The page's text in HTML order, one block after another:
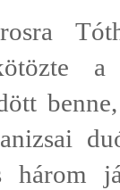
három